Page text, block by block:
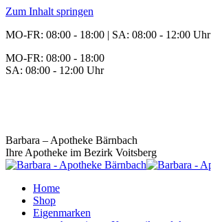
Zum Inhalt springen
MO-FR: 08:00 - 18:00 | SA: 08:00 - 12:00 Uhr
MO-FR: 08:00 - 18:00
SA: 08:00 - 12:00 Uhr
Barbara – Apotheke Bärnbach
Ihre Apotheke im Bezirk Voitsberg
Home
Shop
Eigenmarken